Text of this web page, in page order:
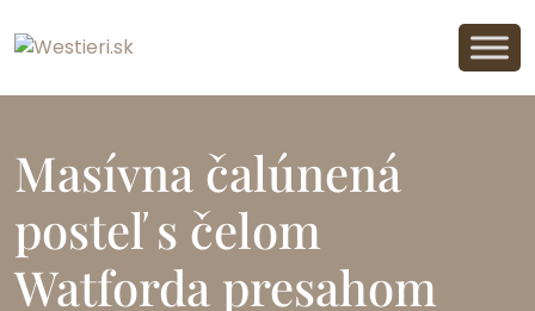
Masívna čalúnená
posteľ s čelom
Watforda presahom